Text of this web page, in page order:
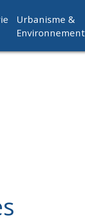
Urbanisme &
Environnement